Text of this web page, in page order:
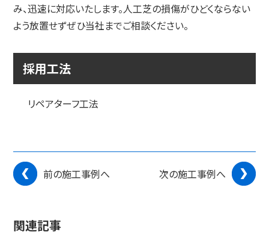
み、迅速に対応いたします。人工芝の損傷がひどくならない
よう放置せずぜひ当社までご相談ください。
採用工法
リペアターフ工法
前の施工事例へ 次の施工事例へ
関連記事